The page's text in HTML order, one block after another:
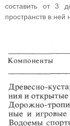
составить от 3
пространств в ней